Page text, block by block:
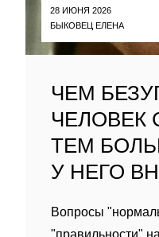
28 ИЮНЯ 2026
БЫКОВЕЦ ЕЛЕНА
ЧЕМ
ЧЕЛОВЕК
ТЕМ
У НЕГО
Вопросы
"правильности"